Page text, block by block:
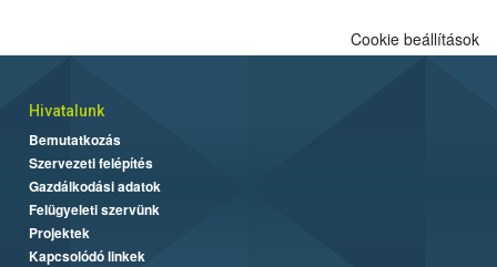
Cookie beállítások
Hivatalunk
Bemutatkozás
Szervezeti felépítés
Gazdálkodási adatok
Felügyeleti szervünk
Projektek
Kapcsolódó linkek